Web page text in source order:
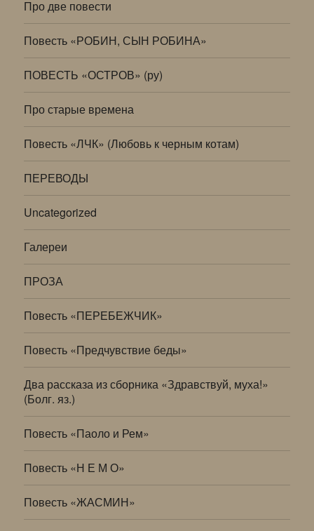
Про две повести
Повесть «РОБИН, СЫН РОБИНА»
ПОВЕСТЬ «ОСТРОВ» (ру)
Про старые времена
Повесть «ЛЧК» (Любовь к черным котам)
ПЕРЕВОДЫ
Uncategorized
Галереи
ПРОЗА
Повесть «ПЕРЕБЕЖЧИК»
Повесть «Предчувствие беды»
Два рассказа из сборника «Здравствуй, муха!»
(Болг. яз.)
Повесть «Паоло и Рем»
Повесть «Н Е М О»
Повесть «ЖАСМИН»